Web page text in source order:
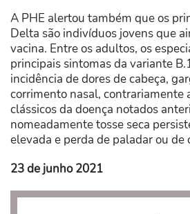
A PHE alertou também que os
Delta são indivíduos jovens que
vacina. Entre os adultos, os
principais sintomas da variante
incidência de dores de cabeça,
corrimento nasal, contrariamente
clássicos da doença notados
nomeadamente tosse seca
elevada e perda de paladar ou de
23 de junho 2021